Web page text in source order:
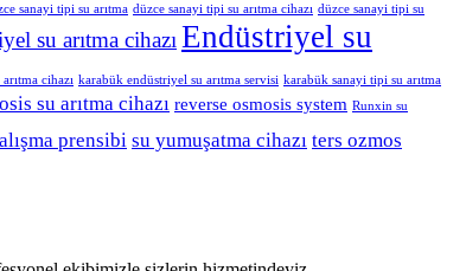
sanayi tipi su arıtma düzce sanayi tipi su arıtma cihazı düzce sanayi tipi su
su arıtma cihazı Endüstriyel su
cihazı karabük endüstriyel su arıtma servisi karabük sanayi tipi su arıtma
su arıtma cihazı reverse osmosis system Runxin su
prensibi su yumuşatma cihazı ters ozmos